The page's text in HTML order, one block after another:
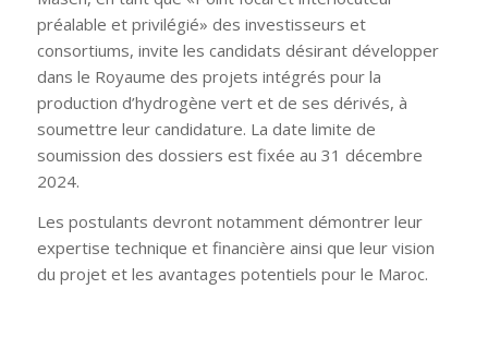
préalable et privilégié» des investisseurs et
consortiums, invite les candidats désirant développer
dans le Royaume des projets intégrés pour la
production d’hydrogène vert et de ses dérivés, à
soumettre leur candidature. La date limite de
soumission des dossiers est fixée au 31 décembre
2024.
Les postulants devront notamment démontrer leur
expertise technique et financière ainsi que leur vision
du projet et les avantages potentiels pour le Maroc.